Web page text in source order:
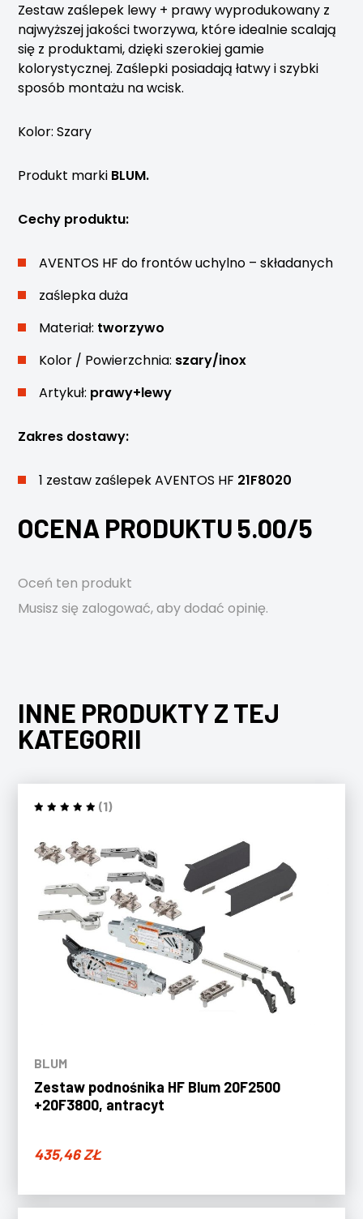
Zestaw zaślepek lewy + prawy wyprodukowany z
najwyższej jakości tworzywa, które idealnie scalają
się z produktami, dzięki szerokiej gamie
kolorystycznej. Zaślepki posiadają łatwy i szybki
sposób montażu na wcisk.
Kolor: Szary
Produkt marki BLUM.
Cechy produktu:
AVENTOS HF do frontów uchylno – składanych
zaślepka duża
Materiał: tworzywo
Kolor / Powierzchnia: szary/inox
Artykuł: prawy+lewy
Zakres dostawy:
1 zestaw zaślepek AVENTOS HF 21F8020
OCENA PRODUKTU 5.00/5
Oceń ten produkt
Musisz się zalogować, aby dodać opinię.
INNE PRODUKTY Z TEJ
KATEGORII
(1)
BLUM
Zestaw podnośnika HF Blum 20F2500
+20F3800, antracyt
435,46ZŁ